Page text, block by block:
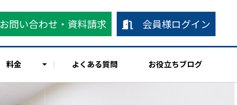
料金 よくある質問 お役立ちブログ
お問い合わせ・資料請求 会員様ログイン